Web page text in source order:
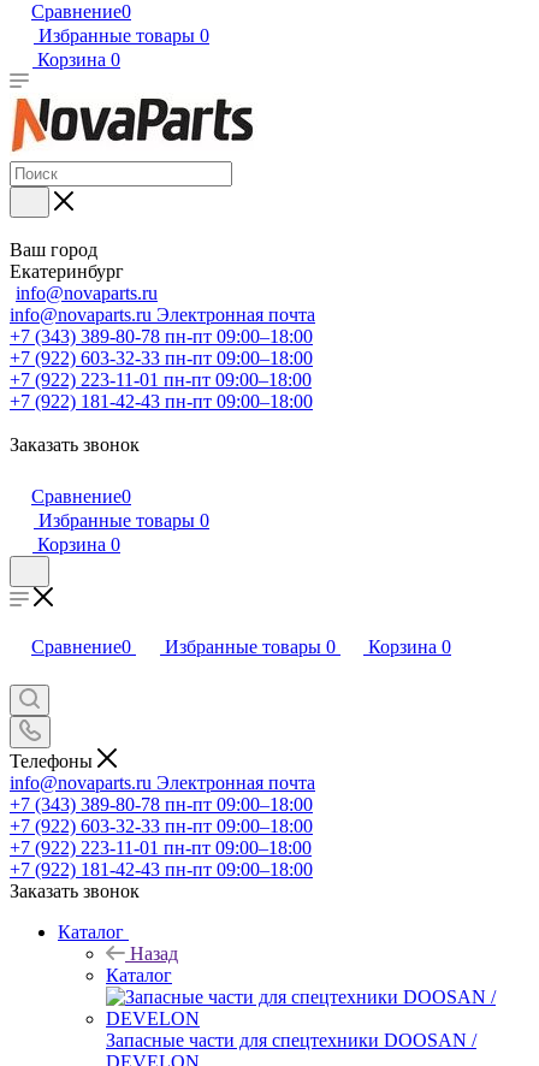
Сравнение0
Избранные товары 0
Корзина 0
Ваш город
Екатеринбург
info@novaparts.ru
info@novaparts.ru Электронная почта
+7 (343) 389-80-78 пн-пт 09:00–18:00
+7 (922) 603-32-33 пн-пт 09:00–18:00
+7 (922) 223-11-01 пн-пт 09:00–18:00
+7 (922) 181-42-43 пн-пт 09:00–18:00
Заказать звонок
Сравнение0
Избранные товары 0
Корзина 0
Сравнение0 Избранные товары 0 Корзина 0
Телефоны
info@novaparts.ru Электронная почта
+7 (343) 389-80-78 пн-пт 09:00–18:00
+7 (922) 603-32-33 пн-пт 09:00–18:00
+7 (922) 223-11-01 пн-пт 09:00–18:00
+7 (922) 181-42-43 пн-пт 09:00–18:00
Заказать звонок
Каталог
Назад
Каталог
Запасные части для спецтехники DOOSAN /
DEVELON